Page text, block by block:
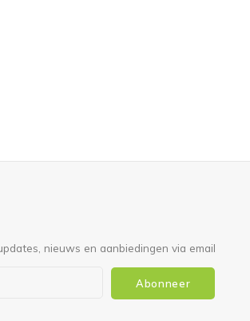
nieuws en aanbiedingen via email
Abonneer